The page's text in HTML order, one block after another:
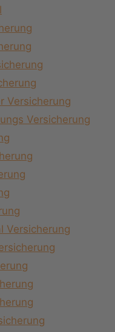
Versicherung
Versicherung
Versicherung